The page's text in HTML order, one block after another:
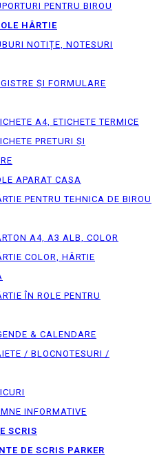
PENTRU BIROU
HÂRTIE
NOTIȚE, NOTESURI
ȘI FORMULARE
A4, ETICHETE TERMICE
PRETURI ȘI
APARAT CASA
PENTRU TEHNICA DE BIROU
A4, A3 ALB, COLOR
COLOR, HÂRTIE
ÎN ROLE PENTRU
& CALENDARE
/ BLOCNOTESURI /
INFORMATIVE
SCRIS
DE SCRIS PARKER